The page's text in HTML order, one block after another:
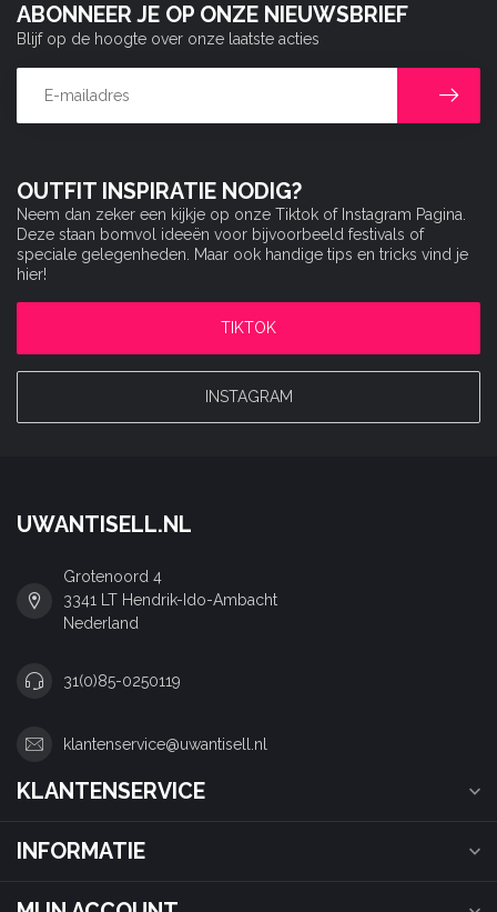
OUTFIT INSPIRATIE NODIG?
Neem dan zeker een kijkje op onze Tiktok of Instagram Pagina.
Deze staan bomvol ideeën voor bijvoorbeeld festivals of
speciale gelegenheden. Maar ook handige tips en tricks vind je
hier!
TIKTOK
INSTAGRAM
ABONNEER JE OP ONZE NIEUWSBRIEF
Blijf op de hoogte over onze laatste acties
UWANTISELL.NL
Grotenoord 4
3341 LT Hendrik-Ido-Ambacht
Nederland
31(0)85-0250119
klantenservice@uwantisell.nl
KLANTENSERVICE
INFORMATIE